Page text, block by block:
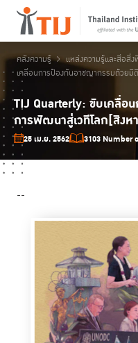
คลังความรู้ แหล่งความรู้และสื่อสิ่
เคลื่อนการป้องกันอาชญากรรมด้วย
TIJ Quarterly: ขับเคลื่
การพัฒนาสู่เวทีโลก[สิงห
25 เม.ย. 2562 3103 Number
--